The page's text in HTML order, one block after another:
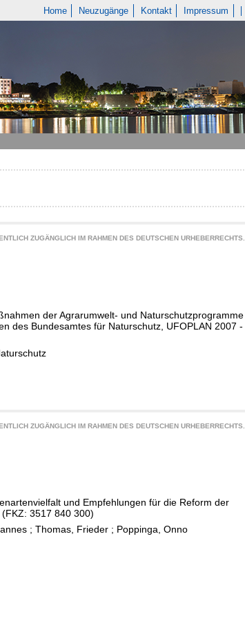
Home Neuzugänge Kontakt Impressum
ZUGÄNGLICH IM RAHMEN DES DEUTSCHEN URHEBERRECHTS.
der Agrarumwelt- und Naturschutzprogramme
des Bundesamtes für Naturschutz, UFOPLAN 2007 -
ZUGÄNGLICH IM RAHMEN DES DEUTSCHEN URHEBERRECHTS.
und Empfehlungen für die Reform der
3517 840 300)
; Thomas, Frieder ; Poppinga, Onno